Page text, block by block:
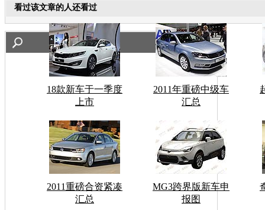
看过该文章的人还看过
18款新车于一季度
上市
2011年重磅中级车
汇总
2011重磅合资紧凑
汇总
MG3跨界版新车申
报图